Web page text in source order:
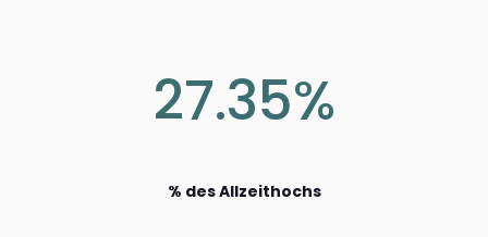
27.35%
% des Allzeithochs